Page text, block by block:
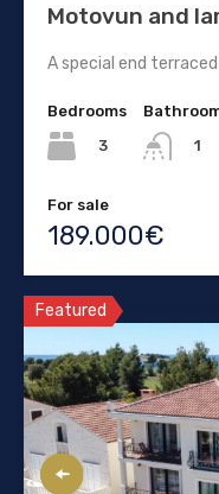
Motovun and
A special end
Bedrooms
3
1
For sale
189.000€
Featured